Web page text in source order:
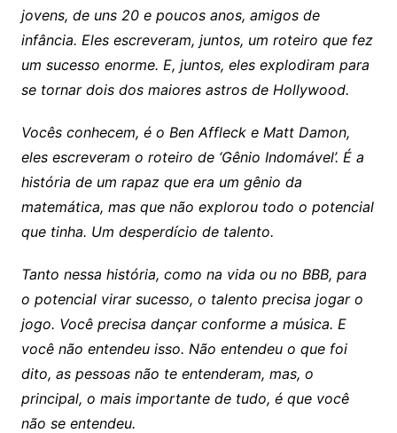
jovens, de uns 20 e poucos anos, amigos de
infância. Eles escreveram, juntos, um roteiro que fez
um sucesso enorme. E, juntos, eles explodiram para
se tornar dois dos maiores astros de Hollywood.
Vocês conhecem, é o Ben Affleck e Matt Damon,
eles escreveram o roteiro de ‘Gênio Indomável’. É a
história de um rapaz que era um gênio da
matemática, mas que não explorou todo o potencial
que tinha. Um desperdício de talento.
Tanto nessa história, como na vida ou no BBB, para
o potencial virar sucesso, o talento precisa jogar o
jogo. Você precisa dançar conforme a música. E
você não entendeu isso. Não entendeu o que foi
dito, as pessoas não te entenderam, mas, o
principal, o mais importante de tudo, é que você
não se entendeu.